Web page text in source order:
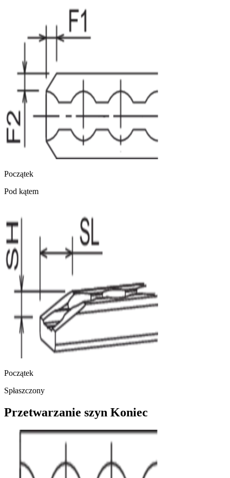
Początek
Pod kątem
Początek
Spłaszczony
Przetwarzanie szyn Koniec